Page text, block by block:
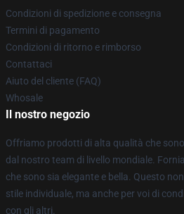
Condizioni di spedizione e consegna
Termini di pagamento
Condizioni di ritorno e rimborso
Contattaci
Aiuto del cliente (FAQ)
Whosale
Il nostro negozio
Offriamo prodotti di alta qualità che
dal nostro team di livello mondiale.
che sono sia elegante e bella. Questo
stile individuale, ma anche per voi di
con gli altri.